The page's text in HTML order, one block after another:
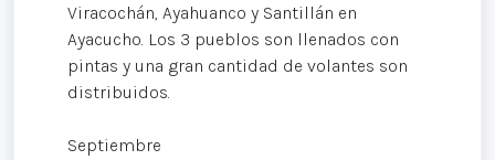
Viracochán, Ayahuanco y Santillán en
Ayacucho. Los 3 pueblos son llenados con
pintas y una gran cantidad de volantes son
distribuidos.
Septiembre